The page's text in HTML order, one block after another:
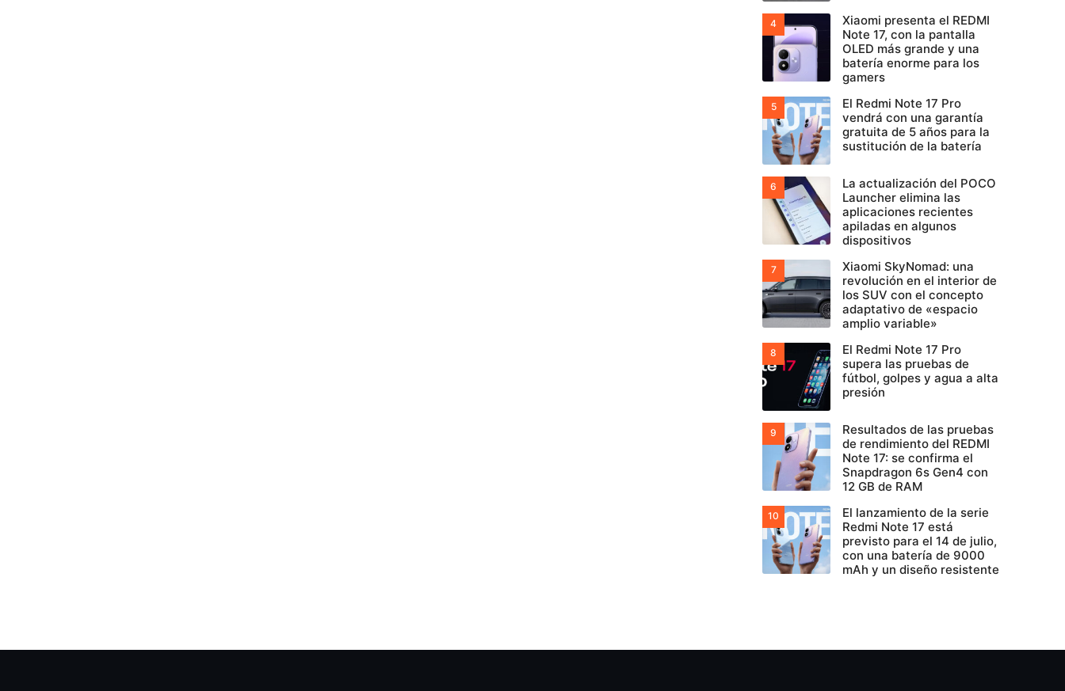
Xiaomi presenta el REDMI
Note 17, con la pantalla
OLED más grande y una
batería enorme para los
gamers
El Redmi Note 17 Pro
vendrá con una garantía
gratuita de 5 años para la
sustitución de la batería
La actualización del POCO
Launcher elimina las
aplicaciones recientes
apiladas en algunos
dispositivos
Xiaomi SkyNomad: una
revolución en el interior de
los SUV con el concepto
adaptativo de «espacio
amplio variable»
El Redmi Note 17 Pro
supera las pruebas de
fútbol, golpes y agua a alta
presión
Resultados de las pruebas
de rendimiento del REDMI
Note 17: se confirma el
Snapdragon 6s Gen4 con
12 GB de RAM
El lanzamiento de la serie
Redmi Note 17 está
previsto para el 14 de julio,
con una batería de 9000
mAh y un diseño resistente